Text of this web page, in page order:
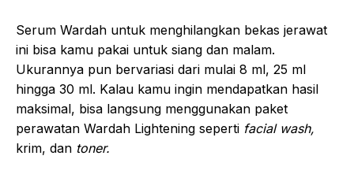
Serum Wardah untuk menghilangkan bekas jerawat
ini bisa kamu pakai untuk siang dan malam.
Ukurannya pun bervariasi dari mulai 8 ml, 25 ml
hingga 30 ml. Kalau kamu ingin mendapatkan hasil
maksimal, bisa langsung menggunakan paket
perawatan Wardah Lightening seperti facial wash,
krim, dan toner.